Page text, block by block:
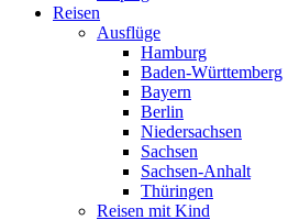
Reisen
Ausflüge
Hamburg
Baden-Württemberg
Bayern
Berlin
Niedersachsen
Sachsen
Sachsen-Anhalt
Thüringen
Reisen mit Kind